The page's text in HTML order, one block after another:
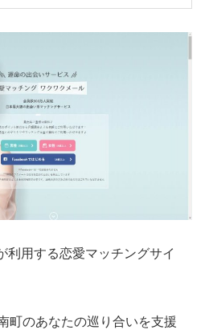
利用する恋愛マッチングサイ
町のあなたの巡り合いを支援